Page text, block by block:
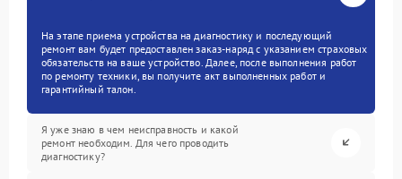
На этапе приема устройства на диагностику и последующий
ремонт вам будет предоставлен заказ-наряд с указанием страховых
обязательств на ваше устройство. Далее, после выполнения работ
по ремонту техники, вы получите акт выполненных работ и
гарантийный талон.
Я уже знаю в чем неисправность и какой
ремонт необходим. Для чего проводить
диагностику?